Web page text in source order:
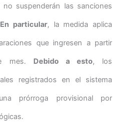
suspenderán las sanciones
En particular, la medida aplica
que ingresen a partir
mes. Debido a esto, los
registrados en el sistema
prórroga provisional por